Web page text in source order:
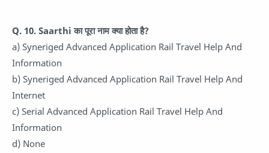
Q. 10. Saarthi का पूरा नाम क्या होता है?
a) Syneriged Advanced Application Rail Travel Help And
Information
b) Syneriged Advanced Application Rail Travel Help And
Internet
c) Serial Advanced Application Rail Travel Help And
Information
d) None